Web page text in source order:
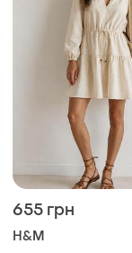
655 грн
H&M